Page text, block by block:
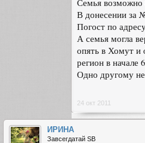
Семья возможно
В донесении за
Погост по
А семья могла
опять в Хомут и
регион в начале
Одно другому
24 окт 2011
ИРИНА
Завсегдатай SB